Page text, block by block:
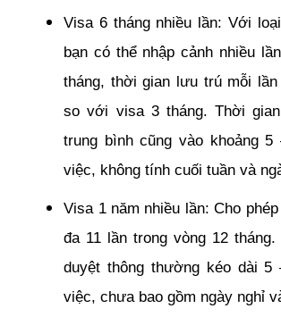
Visa 6 tháng nhiều lần: Với
bạn có thể nhập cảnh nhiều
tháng, thời gian lưu trú mỗi
so với visa 3 tháng. Thời
trung bình cũng vào khoảng 5
việc, không tính cuối tuần và
Visa 1 năm nhiều lần: Cho
đa 11 lần trong vòng 12
duyệt thông thường kéo dài 5
việc, chưa bao gồm ngày nghỉ